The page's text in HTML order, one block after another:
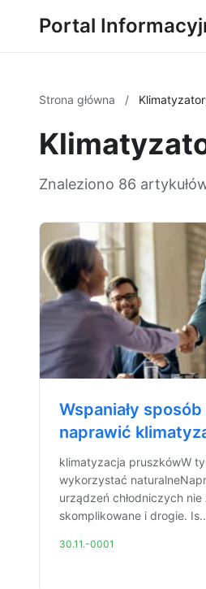
Portal
Strona główna /
Znaleziono 86
Wspaniały
naprawić
klimatyzacja pruszkówW
wykorzystać
urządzeń chłodniczych
skomplikowane i drogie.
30.11.-0001